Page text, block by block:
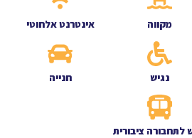
מקווה אינטרנט אלחוטי
לתחבורה ציבורית
נגיש חנייה